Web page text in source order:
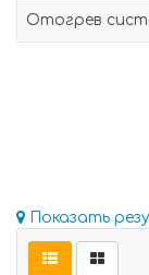
Отогрев
Показать